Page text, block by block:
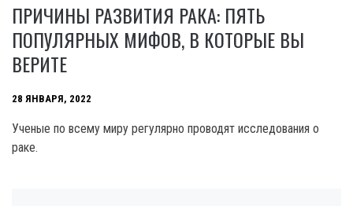
ПРИЧИНЫ РАЗВИТИЯ РАКА: ПЯТЬ
ПОПУЛЯРНЫХ МИФОВ, В КОТОРЫЕ ВЫ
ВЕРИТЕ
28 ЯНВАРЯ, 2022
Ученые по всему миру регулярно проводят исследования о
раке.